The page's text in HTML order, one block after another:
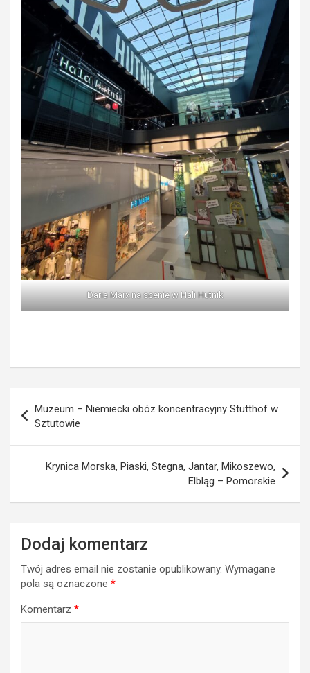
Daria Marx na scenie w Hali Hutnik
wpisu
Muzeum – Niemiecki obóz koncentracyjny Stutthof w
Sztutowie
Krynica Morska, Piaski, Stegna, Jantar, Mikoszewo,
Elbląg – Pomorskie
Dodaj komentarz
Twój adres email nie zostanie opublikowany. Wymagane
pola są oznaczone *
Komentarz *